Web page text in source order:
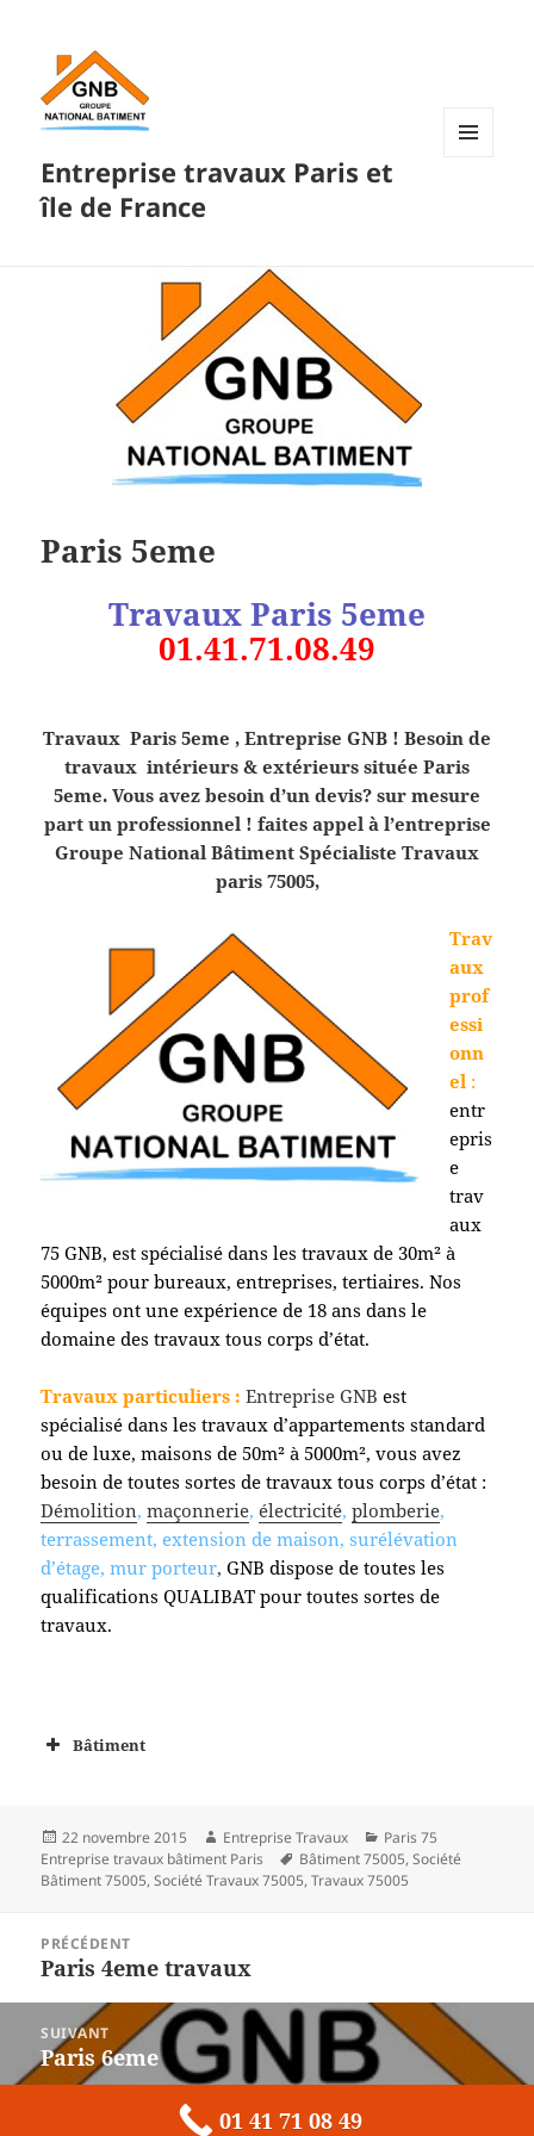
Entreprise travaux Paris et
île de France
Paris 5eme
Travaux Paris 5eme
01.41.71.08.49
Travaux Paris 5eme , Entreprise GNB ! Besoin de
travaux intérieurs & extérieurs située Paris
5eme. Vous avez besoin d’un devis? sur mesure
part un professionnel ! faites appel à l’entreprise
Groupe National Bâtiment Spécialiste Travaux
paris 75005,
Trav
aux
prof
essi
onn
el :
entr
epris
e
trav
aux
75 GNB, est spécialisé dans les travaux de 30m² à
5000m² pour bureaux, entreprises, tertiaires. Nos
équipes ont une expérience de 18 ans dans le
domaine des travaux tous corps d’état.
Travaux particuliers : Entreprise GNB est
spécialisé dans les travaux d’appartements standard
ou de luxe, maisons de 50m² à 5000m², vous avez
besoin de toutes sortes de travaux tous corps d’état :
Démolition,maçonnerie,électricité,plomberie,
terrassement, extension de maison, surélévation
d’étage, mur porteur,GNB dispose de toutes les
qualifications QUALIBAT pour toutes sortes de
travaux.
Bâtiment
Publié
le
22 novembre 2015 Auteur
Entreprise Travaux Catégories
Paris 75
Entreprise travaux bâtiment Paris
Mots-
clés
Bâtiment 75005,Société
Bâtiment 75005,Société Travaux 75005,Travaux 75005
l’article
PRÉCÉDENT
Article
précédent :
Paris 4eme travaux
SUIVANT
Article
suivant :
Paris 6eme
Fièrement propulsé par WordPress01 41 71 08 49